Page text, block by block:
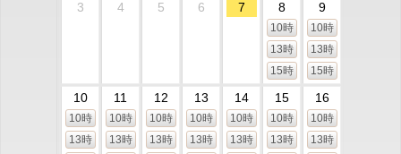
3
4 5 6 7 8
10時
13時
15時
9
10時
13時
15時
10
10時
13時
11
10時
13時
12
10時
13時
13
10時
13時
14
10時
13時
15
10時
13時
16
10時
13時